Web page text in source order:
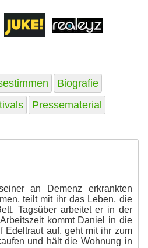
Biografie
Pressematerial
an Demenz erkrankten
teilt mit ihr das Leben, die
Tagsüber arbeitet er in der
kommt Daniel in die
Edeltraut auf, geht mit ihr zum
und hält die Wohnung in